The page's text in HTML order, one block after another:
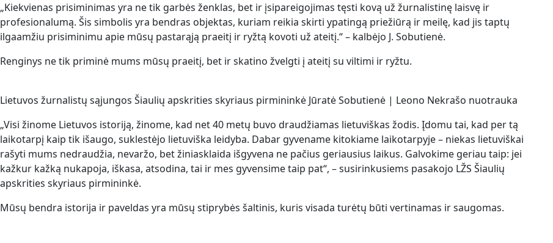
„Kiekvienas prisiminimas yra ne tik garbės ženklas, bet ir įsipareigojimas tęsti kovą už žurnalistinę laisvę ir
profesionalumą. Šis simbolis yra bendras objektas, kuriam reikia skirti ypatingą priežiūrą ir meilę, kad jis taptų
ilgaamžiu prisiminimu apie mūsų pastarąją praeitį ir ryžtą kovoti už ateitį.“ – kalbėjo J. Sobutienė.
Renginys ne tik priminė mums mūsų praeitį, bet ir skatino žvelgti į ateitį su viltimi ir ryžtu.
Lietuvos žurnalistų sąjungos Šiaulių apskrities skyriaus pirmininkė Jūratė Sobutienė | Leono Nekrašo nuotrauka
„Visi žinome Lietuvos istoriją, žinome, kad net 40 metų buvo draudžiamas lietuviškas žodis. Įdomu tai, kad per tą
laikotarpį kaip tik išaugo, suklestėjo lietuviška leidyba. Dabar gyvename kitokiame laikotarpyje – niekas lietuviškai
rašyti mums nedraudžia, nevaržo, bet žiniasklaida išgyvena ne pačius geriausius laikus. Galvokime geriau taip: jei
kažkur kažką nukapoja, iškasa, atsodina, tai ir mes gyvensime taip pat“, – susirinkusiems pasakojo LŽS Šiaulių
apskrities skyriaus pirmininkė.
Mūsų bendra istorija ir paveldas yra mūsų stiprybės šaltinis, kuris visada turėtų būti vertinamas ir saugomas.